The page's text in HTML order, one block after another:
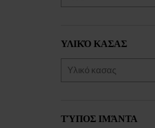
Thomas Earnshaw
TIMBERLAND
Tommy Hilfiger
Traser H3(+104)
U-Boat(+77)
ΥΛΙΚΌ ΚΑΣΑΣ
ΤΎΠΟΣ ΙΜΆΝΤΑ